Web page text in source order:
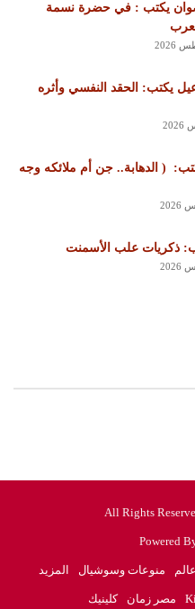
يكتب : في حضرة نسمة
يكتب: الحقد النفسي وأثره
‏( الدهابة.. جن أم ملائكه وجه
ذكريات علب الأسمنت
All Rights
Powered
منوعات وسوشيال المزيد
مصر زمان كلينيك